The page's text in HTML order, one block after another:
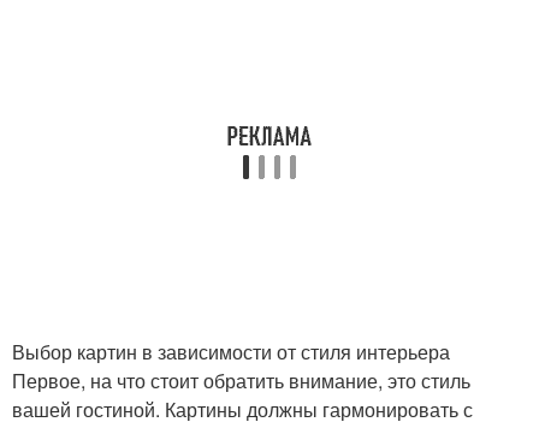
Выбор картин в зависимости от стиля интерьера
Первое, на что стоит обратить внимание, это стиль
вашей гостиной. Картины должны гармонировать с